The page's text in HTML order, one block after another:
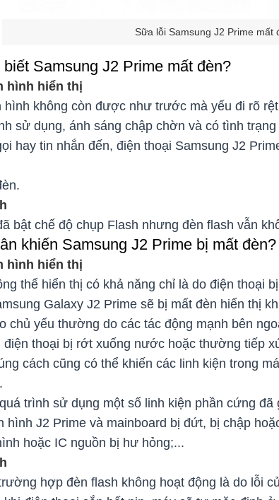
Sữa lỗi Samsung J2 Prime mất
biết Samsung J2 Prime mất đèn?
hình hiển thị
hình không còn được như trước mà yếu đi rõ
sử dụng, ánh sáng chập chờn và có tình
hay tin nhắn đến, điện thoại Samsung J2
bật chế độ chụp Flash nhưng đèn flash vẫn
khiến Samsung J2 Prime bị mất đèn?
hình hiển thị
thể hiển thị có khả năng chỉ là do điện thoại
Galaxy J2 Prime sẽ bị mất đèn hiển thị
chủ yếu thường do các tác động mạnh bên
điện thoại bị rớt xuống nước hoặc thường tiếp
cách cũng có thể khiến các linh kiện trong
trình sử dụng một số linh kiện phần cứng
hình J2 Prime và mainboard bị đứt, bị chập
hoặc IC nguồn bị hư hỏng;...
hợp đèn flash không hoạt động là do lỗi